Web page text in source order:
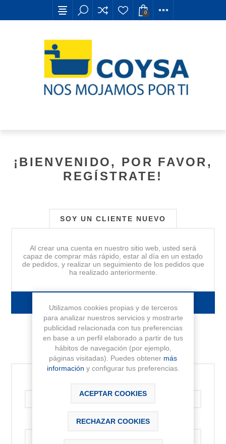
0
¡BIENVENIDO, POR FAVOR,
REGÍSTRATE!
SOY UN CLIENTE NUEVO
Al crear una cuenta en nuestro sitio web, usted será
capaz de comprar más rápido, estar al día en un estado
de pedidos, y realizar un seguimiento de los pedidos que
ha realizado anteriormente.
INICIAR SESIÓN
Contraseña:
Utilizamos cookies propias y de terceros
para analizar nuestros servicios y mostrarte
publicidad relacionada con tus preferencias
en base a un perfil elaborado a partir de tus
hábitos de navegación (por ejemplo,
páginas visitadas). Puedes obtener más
información y configurar tus preferencias.
ACEPTAR COOKIES
RECHAZAR COOKIES